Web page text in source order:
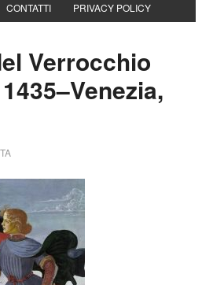
CONTATTI PRIVACY POLICY
Verrocchio